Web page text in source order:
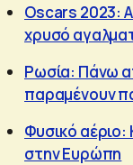
Oscars 2023:
χρυσό
Ρωσία: Πάνω
παραμένουν
Φυσικό αέριο:
στην Ευρώπη